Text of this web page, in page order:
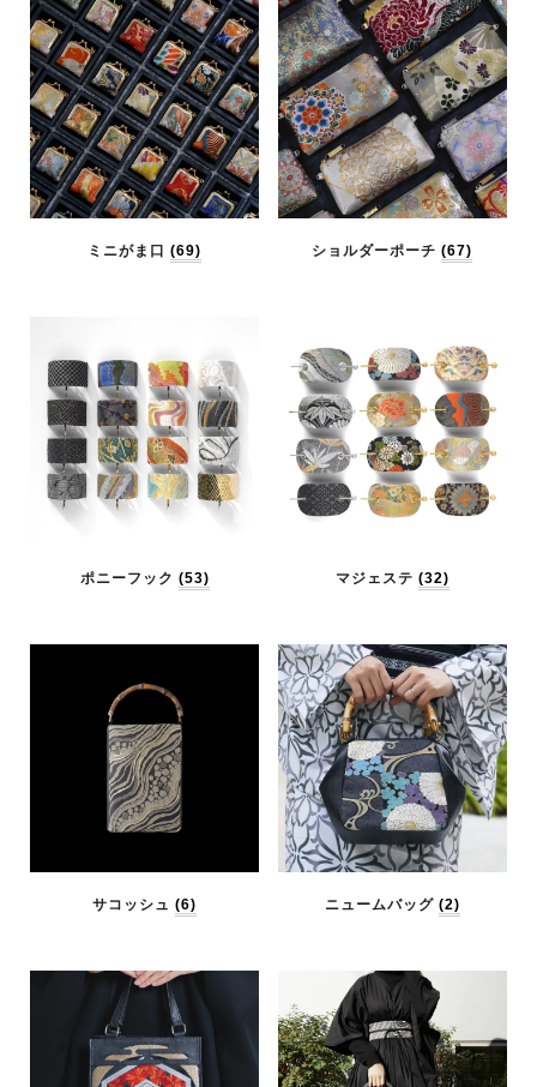
ミニがま口(69) ショルダーポーチ(67)
ポニーフック (53) マジェステ (32)
サコッシュ(6) ニュームバッグ (2)